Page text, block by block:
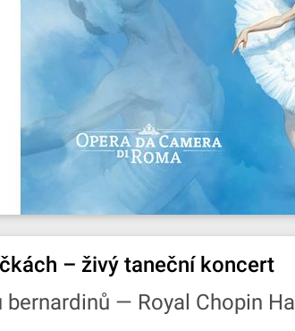
– živý taneční koncert
bernardinů — Royal Chopin Hall